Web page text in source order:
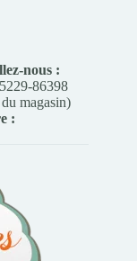
nous :
86398
magasin)
: